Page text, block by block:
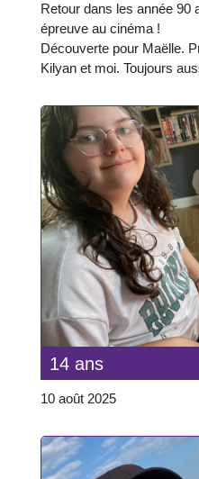
Retour dans les année 90
épreuve au cinéma !
Découverte pour Maëlle.
Kilyan et moi. Toujours
14 ans
10 août 2025